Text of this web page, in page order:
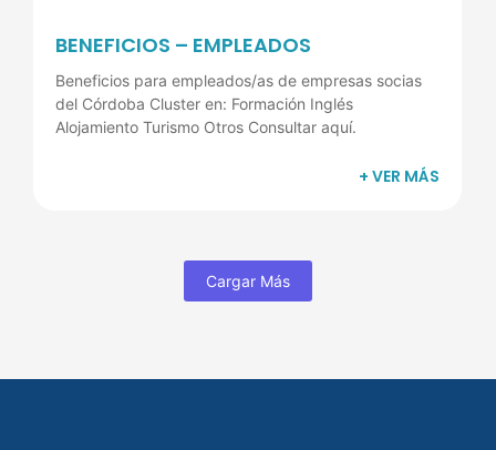
BENEFICIOS – EMPLEADOS
Beneficios para empleados/as de empresas socias
del Córdoba Cluster en: Formación Inglés
Alojamiento Turismo Otros Consultar aquí.
+ VER MÁS
Cargar Más